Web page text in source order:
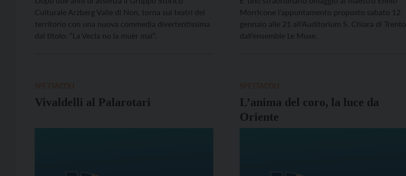
Culturale Arzberg Valle di Non, torna sui teatri del
territorio con una nuova commedia divertentissima
dal titolo: “La Vecla no la muèr mai”.
Morricone l’appuntamento proposto sabato 12
gennaio alle 21 all’Auditorium S. Chiara di Trento
dall’ensemble Le Muse.
Vivaldelli al Palarotari
L’anima del coro, la luce da
Oriente